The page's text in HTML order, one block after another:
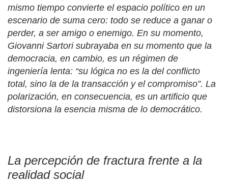
mismo tiempo convierte el espacio político en un
escenario de suma cero: todo se reduce a ganar o
perder, a ser amigo o enemigo. En su momento,
Giovanni Sartori subrayaba en su momento que la
democracia, en cambio, es un régimen de
ingeniería lenta: “su lógica no es la del conflicto
total, sino la de la transacción y el compromiso”. La
polarización, en consecuencia, es un artificio que
distorsiona la esencia misma de lo democrático.
La percepción de fractura frente a la
realidad social